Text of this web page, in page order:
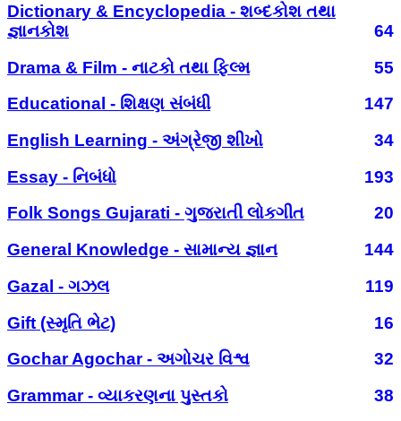
Dictionary & Encyclopedia - શબ્દકોશ તથા
જ્ઞાનકોશ
64
Drama & Film - નાટકો તથા ફિલ્મ
55
Educational - શિક્ષણ સંબંધી
147
English Learning - અંગ્રેજી શીખો
34
Essay - નિબંધો
193
Folk Songs Gujarati - ગુજરાતી લોકગીત
20
General Knowledge - સામાન્ય જ્ઞાન
144
Gazal - ગઝલ
119
Gift (સ્મૃતિ ભેટ)
16
Gochar Agochar - અગોચર વિશ્વ
32
Grammar - વ્યાકરણના પુસ્તકો
38